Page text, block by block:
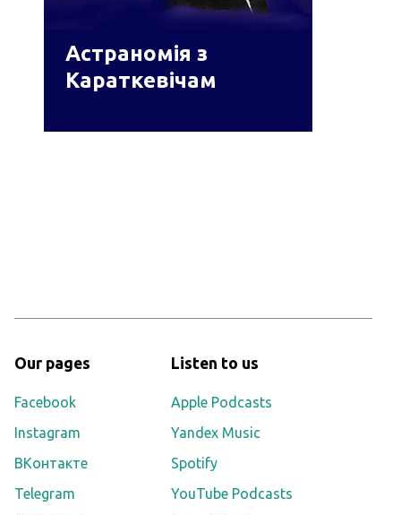
Астраномія з
Караткевічам
Our pages
Facebook
Instagram
ВКонтакте
Telegram
Listen to us
Apple Podcasts
Yandex Music
Spotify
YouTube Podcasts